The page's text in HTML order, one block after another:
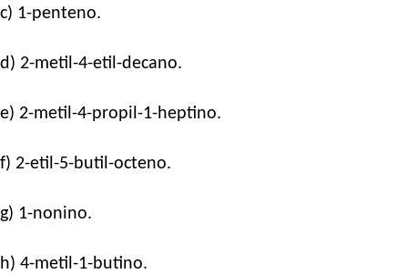
c) 1-penteno.
d) 2-metil-4-etil-decano.
e) 2-metil-4-propil-1-heptino.
f) 2-etil-5-butil-octeno.
g) 1-nonino.
h) 4-metil-1-butino.